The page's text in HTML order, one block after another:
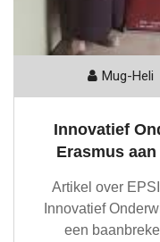
Mug-Heli
Innovatief
Erasmus
Artikel over
Innovatief
een